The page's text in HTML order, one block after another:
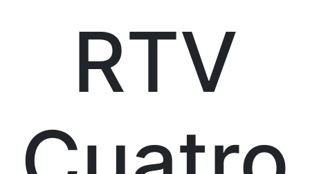
skandynawskie
Krzesła
RTV